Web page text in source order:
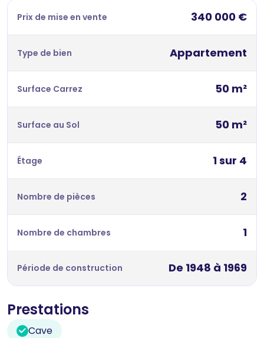
Prix de mise en vente 340 000 €
Type de bien Appartement
Surface Carrez 50 m²
Surface au Sol 50 m²
Étage 1 sur 4
Nombre de pièces 2
Nombre de chambres 1
Période de construction De 1948 à 1969
Prestations
Cave